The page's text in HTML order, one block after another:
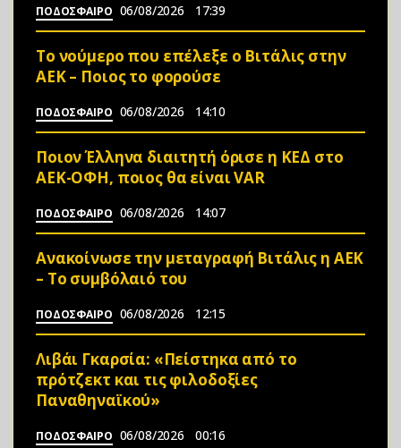
ΠΟΔΟΣΦΑΙΡΟ 06/08/2026 17:39
Το νούμερο που επέλεξε ο Βιτάλις στην
ΑΕΚ – Ποιος το φορούσε
ΠΟΔΟΣΦΑΙΡΟ 06/08/2026 14:10
Ποιον Έλληνα διαιτητή όρισε η ΚΕΔ στο
ΑΕΚ-ΟΦΗ, ποιος θα είναι VAR
ΠΟΔΟΣΦΑΙΡΟ 06/08/2026 14:07
Ανακοίνωσε την μεταγραφή Βιτάλις η ΑΕΚ
– Το συμβόλαιό του
ΠΟΔΟΣΦΑΙΡΟ 06/08/2026 12:15
Λιβάι Γκαρσία: «Πείστηκα από το
πρότζεκτ και τις φιλοδοξίες
Παναθηναϊκού»
ΠΟΔΟΣΦΑΙΡΟ 06/08/2026 00:16